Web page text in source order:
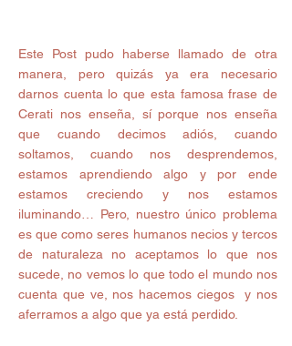
Este Post pudo haberse llamado de otra
manera, pero quizás ya era necesario
darnos cuenta lo que esta famosa frase de
Cerati nos enseña, sí porque nos enseña
que cuando decimos adiós, cuando
soltamos, cuando nos desprendemos,
estamos aprendiendo algo y por ende
estamos creciendo y nos estamos
iluminando… Pero, nuestro único problema
es que como seres humanos necios y tercos
de naturaleza no aceptamos lo que nos
sucede, no vemos lo que todo el mundo nos
cuenta que ve, nos hacemos ciegos  y nos
aferramos a algo que ya está perdido.